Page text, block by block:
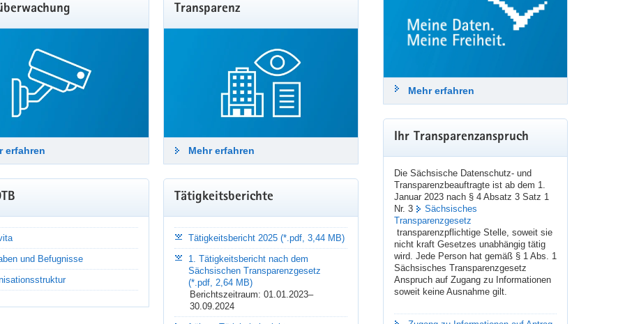
Fragen zum Datenschutz
Gemeinderäte und Kreistage setzen demokratische Grundrechte in die Praxis um. Bei der Ausübung der verschiedenen
werden regelmäßig personenbezogene Daten verarbeitet. Wiederkehrende Fragen zu diesem Themenkomplex
die SDTB in den FAQ.
erfahren
erfahren
Transparenz
Mehr erfahren
und Befugnisse
Tätigkeitsberichte
Tätigkeitsbericht 2025 (*.pdf, 3,44 MB)
1. Tätigkeitsbericht nach dem
Sächsischen Transparenzgesetz
(*.pdf, 2,64 MB)
Berichtszeitraum: 01.01.2023–
30.09.2024
Datenschutzaufsichtsbehörden der
Länder Vorschläge für einen
zukunftsfähigen Datenschutz, der
Grundrechte der Menschen und eine
Bis zum 10. September 2026 können
Bürger_innen, Behörden, Unternehmen,
NGO und Initiativen diese Vorschläge
kommentieren und eigene Vorschläge
einbringen.
Macht mit! ➡️
baden-
wuerttemberg.datenschutz
#Datenschutz #DSGVO
Datenschutzreform
24. Juli 2026
@sdtb
Mehr erfahren
Ihr Transparenzanspruch
Die Sächsische Datenschutz- und
Transparenzbeauftragte ist ab dem 1.
Januar 2023 nach § 4 Absatz 3 Satz 1
Nr. 3
Sächsisches
Transparenzgesetz
transparenzpflichtige Stelle, soweit sie
nicht kraft Gesetzes unabhängig tätig
wird. Jede Person hat gemäß § 1 Abs. 1
Sächsisches Transparenzgesetz
Anspruch auf Zugang zu Informationen
soweit keine Ausnahme gilt.